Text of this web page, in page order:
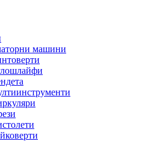
машини